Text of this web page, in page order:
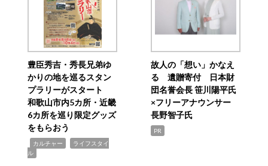
豊臣秀吉・秀長兄弟ゆ
かりの地を巡るスタン
プラリーがスタート
和歌山市内5カ所・近畿
6カ所を巡り限定グッズ
をもらおう
カルチャー
ライフスタイ
ル
故人の「想い」かなえ
る 遺贈寄付 日本財
団名誉会長 笹川陽平氏
×フリーアナウンサー
長野智子氏
PR